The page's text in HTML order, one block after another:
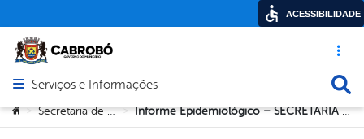
Acesso
Abrir menu principal de navegação
Serviços e Informações
Você está aqui:
> Secretaria de Saúde > Informe Epidemiológico – SECRETARIA DE SAÚDE DE CABROBÓ – 29/06/2022
ACESSIBILIDADE